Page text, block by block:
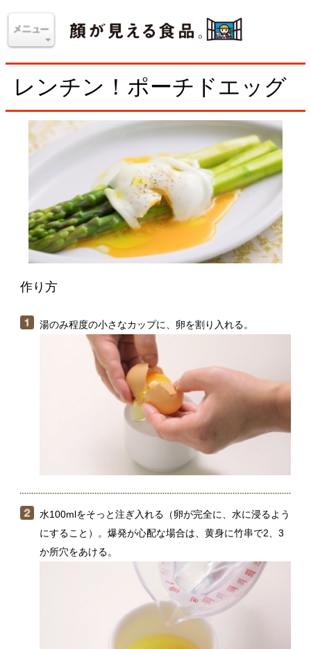
レンチン！ポーチドエッグ
作り方
湯のみ程度の小さなカップに、卵を割り入れる。
水100mlをそっと注ぎ入れる（卵が完全に、水に浸るよう
にすること）。爆発が心配な場合は、黄身に竹串で2、3
か所穴をあける。